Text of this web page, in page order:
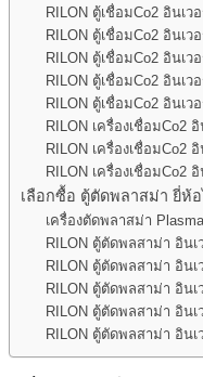
RILON ตู้เชื่อมCo2 อินเว
RILON ตู้เชื่อมCo2 อินเว
RILON ตู้เชื่อมCo2 อินเว
RILON ตู้เชื่อมCo2 อินเว
RILON ตู้เชื่อมCo2 อินเว
RILON เครื่องเชื่อมCo2
RILON เครื่องเชื่อมCo2
RILON เครื่องเชื่อมCo2
เลือกซื้อ ตู้ตัดพลาสม่า ยี่ห้
เครื่องตัดพลาสม่า
RILON ตู้ตัดพลสาม่า อิน
RILON ตู้ตัดพลสาม่า อินเ
RILON ตู้ตัดพลสาม่า อินเ
RILON ตู้ตัดพลสาม่า อินเ
RILON ตู้ตัดพลสาม่า อินเ